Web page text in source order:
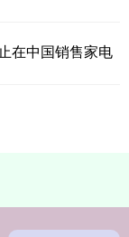
在中国销售家电